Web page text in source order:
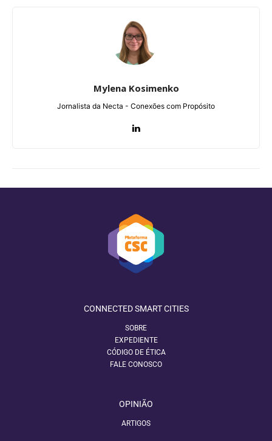
Mylena Kosimenko
Jornalista da Necta - Conexões com Propósito
CONNECTED SMART CITIES
SOBRE
EXPEDIENTE
CÓDIGO DE ÉTICA
FALE CONOSCO
OPINIÃO
ARTIGOS